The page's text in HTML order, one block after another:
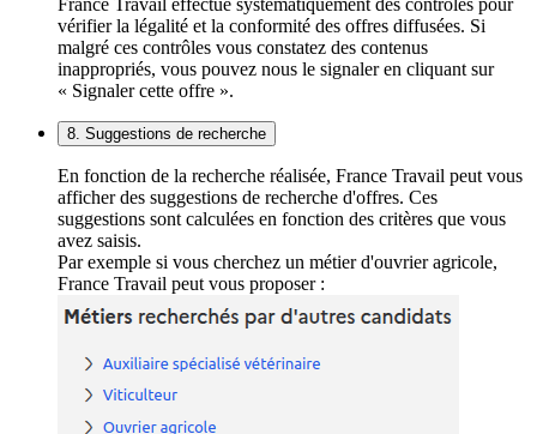
France Travail effectue systématiquement des contrôles pour
vérifier la légalité et la conformité des offres diffusées. Si
malgré ces contrôles vous constatez des contenus
inappropriés, vous pouvez nous le signaler en cliquant sur
« Signaler cette offre ».
8. Suggestions de recherche
En fonction de la recherche réalisée, France Travail peut vous
afficher des suggestions de recherche d'offres. Ces
suggestions sont calculées en fonction des critères que vous
avez saisis.
Par exemple si vous cherchez un métier d'ouvrier agricole,
France Travail peut vous proposer :